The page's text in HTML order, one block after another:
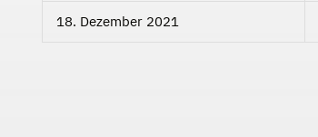
18. Dezember 2021